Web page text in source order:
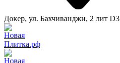
Докер, ул. Бахчиванджи, 2 лит D3